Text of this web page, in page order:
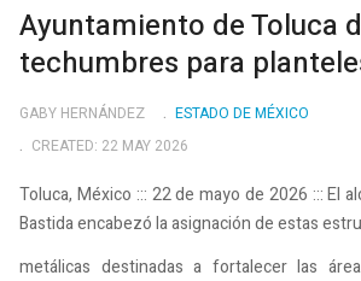
Ayuntamiento de Toluca
techumbres para
GABY HERNÁNDEZ
ESTADO DE MÉXICO
CREATED: 22 MAY 2026
Toluca, México ::: 22 de mayo de 2026 ::: El
Bastida encabezó la asignación de estas
metálicas destinadas a fortalecer las